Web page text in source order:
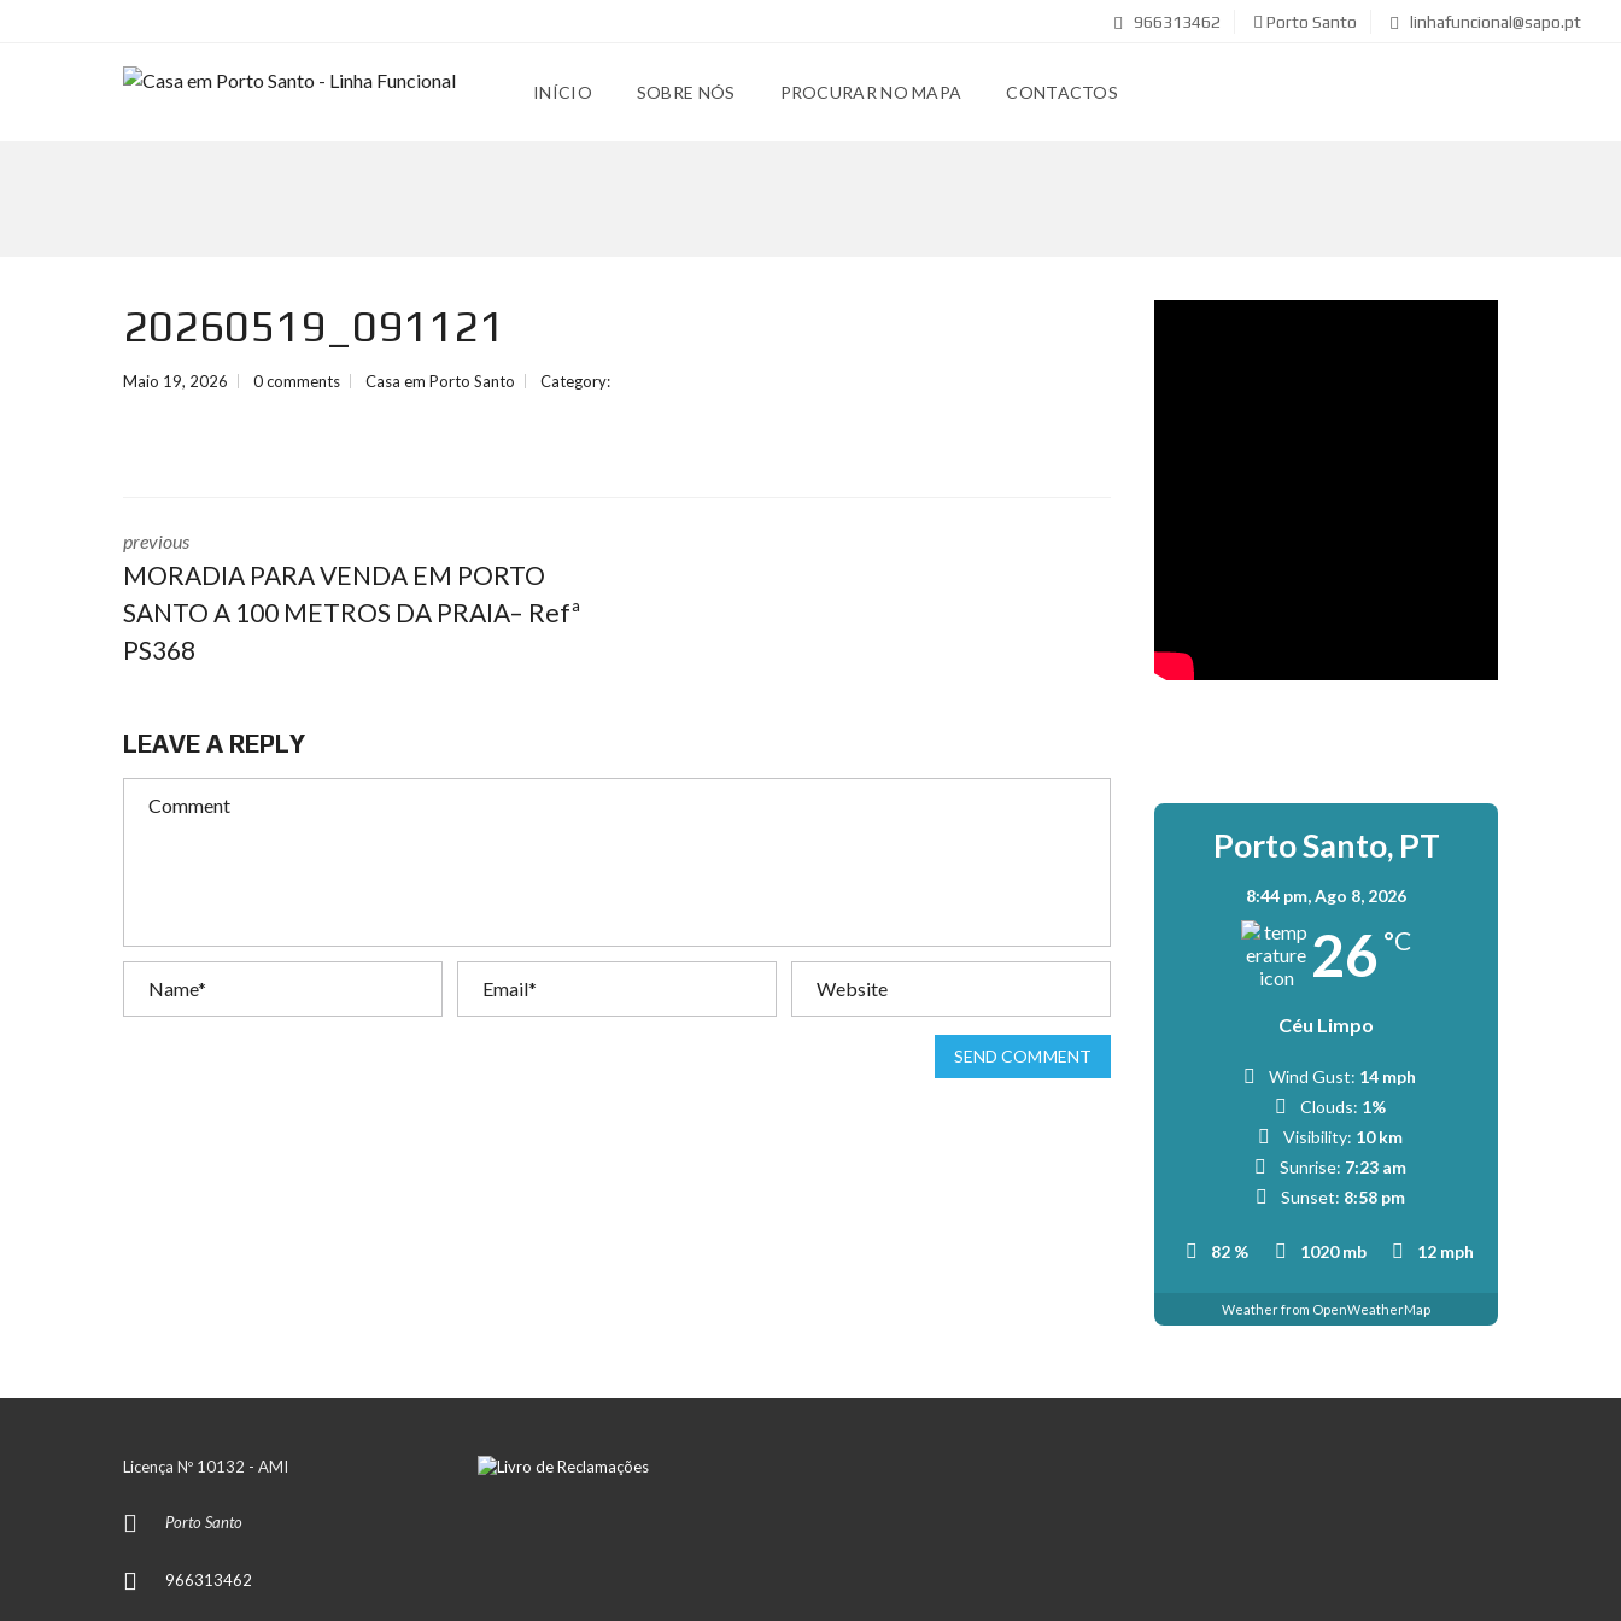
966313462 Porto Santo linhafuncional@sapo.pt
INÍCIO SOBRE NÓS PROCURAR NO MAPA CONTACTOS
20260519_091121
Maio 19, 2026 0 comments Casa em Porto Santo Category:
previous
MORADIA PARA VENDA EM PORTO
SANTO A 100 METROS DA PRAIA– Refª
PS368
LEAVE A REPLY
SEND COMMENT
Porto Santo, PT
8:44 pm,Ago 8, 2026
26 °C
Céu Limpo
82 % 1020 mb 12 mph
Wind Gust: 14 mph
Clouds: 1%
Visibility: 10 km
Sunrise: 7:23 am
Sunset: 8:58 pm
Weather from OpenWeatherMap
Licença Nº 10132 - AMI
Porto Santo
966313462